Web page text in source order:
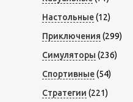
Настольные(12)
Приключения (299)
Симуляторы (236)
Спортивные(54)
Стратегии (221)